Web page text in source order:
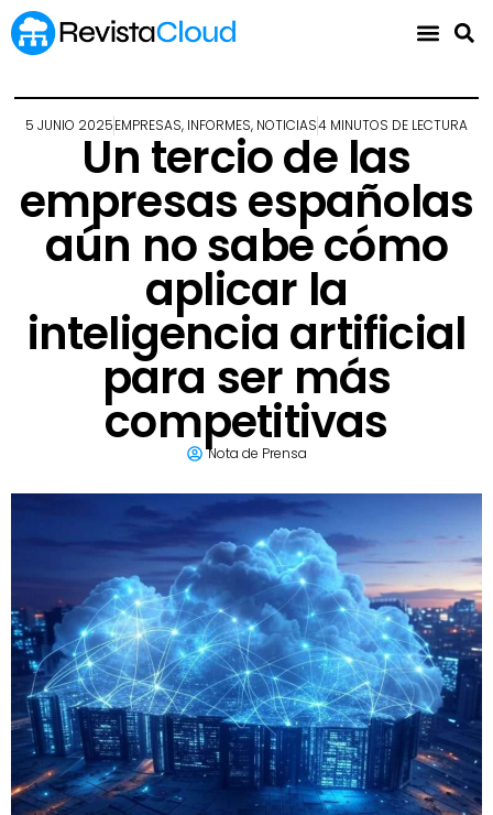
5 JUNIO 2025EMPRESAS, INFORMES, NOTICIAS4 MINUTOS DE LECTURA
Un tercio de las
empresas españolas
aún no sabe cómo
aplicar la
inteligencia artificial
para ser más
competitivas
Nota de Prensa